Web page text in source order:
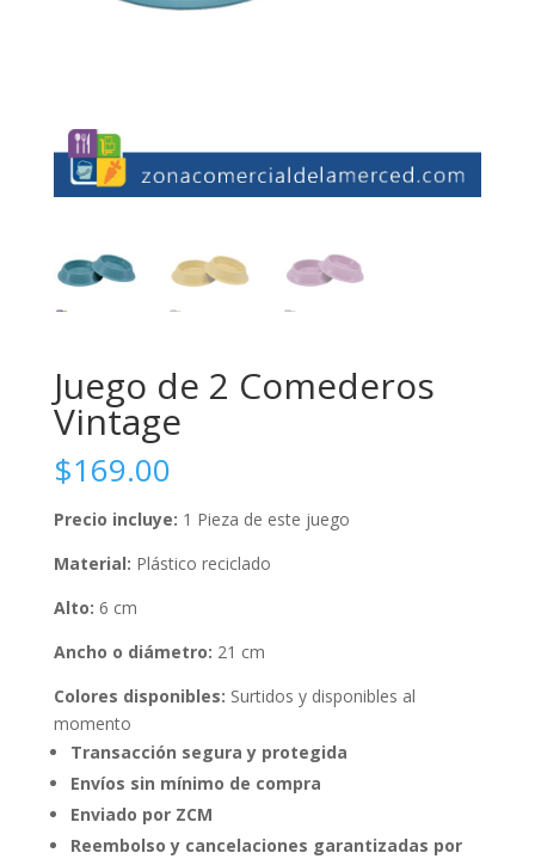
Juego de 2 Comederos
Vintage
$169.00
Precio incluye: 1 Pieza de este juego
Material: Plástico reciclado
Alto: 6 cm
Ancho o diámetro: 21 cm
Colores disponibles: Surtidos y disponibles al
momento
Transacción segura y protegida
Envíos sin mínimo de compra
Enviado por ZCM
Reembolso y cancelaciones garantizadas por